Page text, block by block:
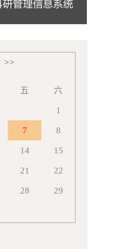
>>
五 六
1
7 8
14 15
21 22
28 29